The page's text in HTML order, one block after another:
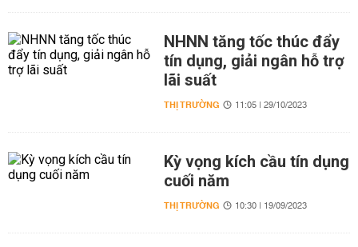
NHNN tăng tốc thúc đẩy
tín dụng, giải ngân hỗ trợ
lãi suất
THỊ TRƯỜNG 11:05 | 29/10/2023
Kỳ vọng kích cầu tín dụng
cuối năm
THỊ TRƯỜNG 10:30 | 19/09/2023